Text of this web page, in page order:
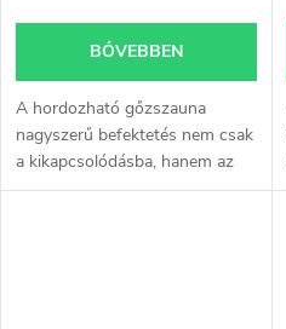
BŐVEBBEN
A hordozható gőzszauna
nagyszerű befektetés nem csak
a kikapcsolódásba, hanem az
egészségbe is. A szaunázás